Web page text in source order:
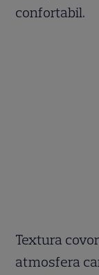
confortabil.
Textura
atmosfera